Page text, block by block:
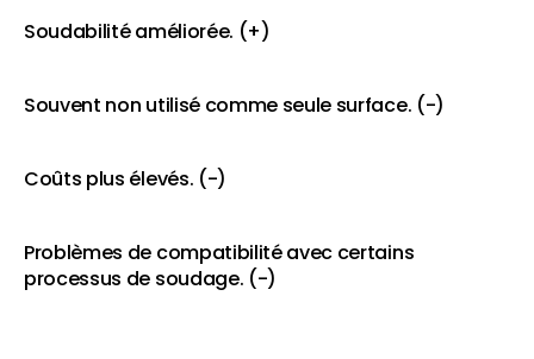
Soudabilité améliorée. (+)
Souvent non utilisé comme seule surface. (-)
Coûts plus élevés. (-)
Problèmes de compatibilité avec certains
processus de soudage. (-)